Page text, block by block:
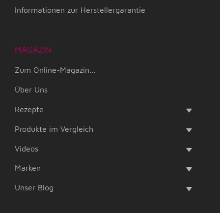
Informationen zur Herstellergarantie
MAGAZIN
Zum Online-Magazin...
Über Uns
Rezepte
Produkte im Vergleich
Videos
Marken
Unser Blog